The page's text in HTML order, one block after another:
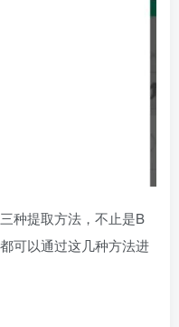
种提取方法，不止是B
可以通过这几种方法进